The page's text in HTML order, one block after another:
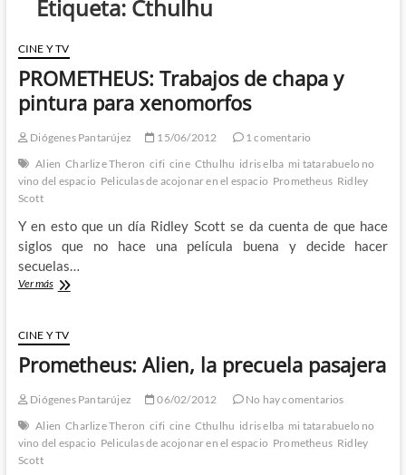
Etiqueta: Cthulhu
CINE Y TV
PROMETHEUS: Trabajos de chapa y
pintura para xenomorfos
Diógenes Pantarújez 15/06/2012
1 comentario
Alien Charlize Theron cifi cine Cthulhu idris elba mi tatarabuelo no
vino del espacio Peliculas de acojonar en el espacio Prometheus Ridley
Scott
Y en esto que un día Ridley Scott se da cuenta de que hace
siglos que no hace una película buena y decide hacer
secuelas…
Ver másPROMETHEUS:
chapa
y
pintura
xenomorfos
CINE Y TV
Prometheus: Alien, la precuela pasajera
Diógenes Pantarújez 06/02/2012
No hay comentarios
Alien Charlize Theron cifi cine Cthulhu idris elba mi tatarabuelo no
vino del espacio Peliculas de acojonar en el espacio Prometheus Ridley
Scott